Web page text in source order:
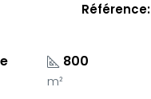
Référence:
800
m²